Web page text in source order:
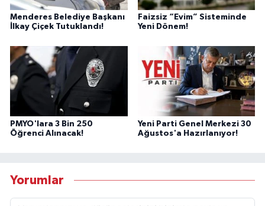
Menderes Belediye Başkanı
İlkay Çiçek Tutuklandı!
Faizsiz “Evim” Sisteminde
Yeni Dönem!
PMYO'lara 3 Bin 250
Öğrenci Alınacak!
Yeni Parti Genel Merkezi 30
Ağustos'a Hazırlanıyor!
Yorumlar